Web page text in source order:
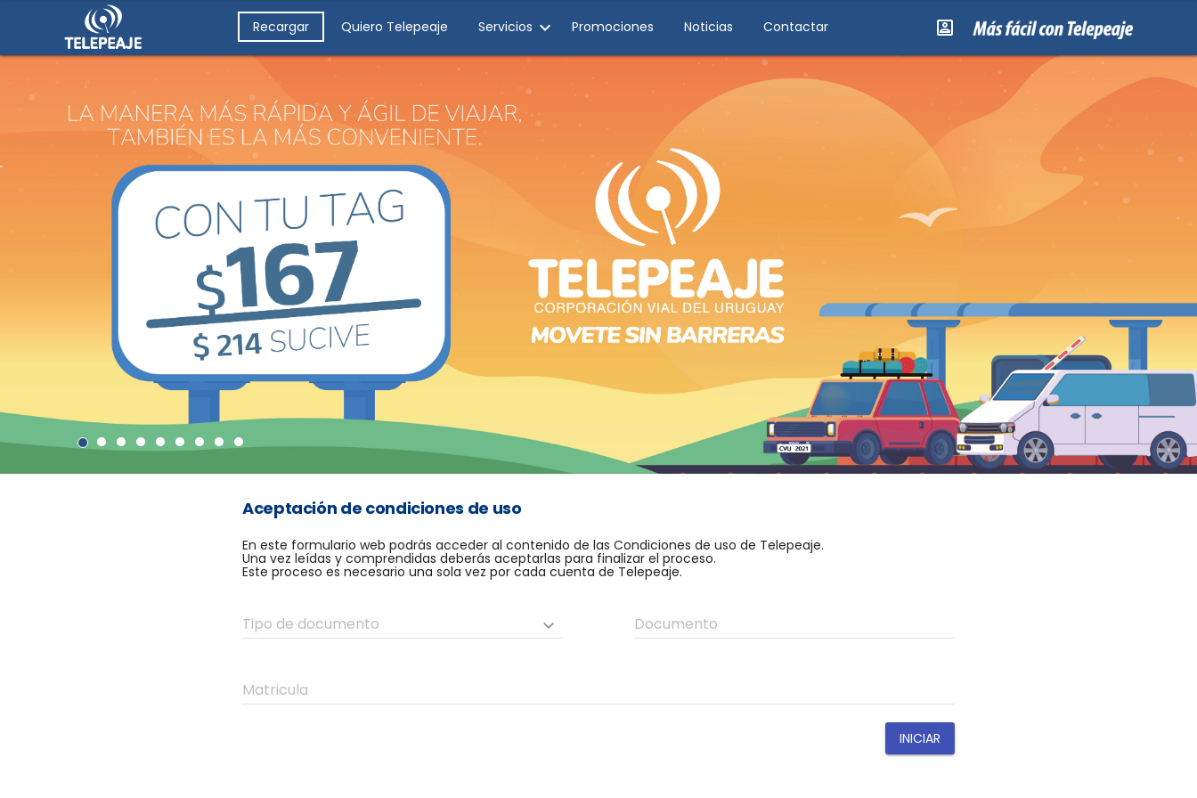
Recargar Quiero Telepeaje Servicios Promociones Noticias Contactar
Aceptación de condiciones de uso
En este formulario web podrás acceder al contenido de las Condiciones de uso de Telepeaje.
Una vez leídas y comprendidas deberás aceptarlas para finalizar el proceso.
Este proceso es necesario una sola vez por cada cuenta de Telepeaje.
keyboard_arrow_down
Tipo de documento Documento
Matricula
INICIAR